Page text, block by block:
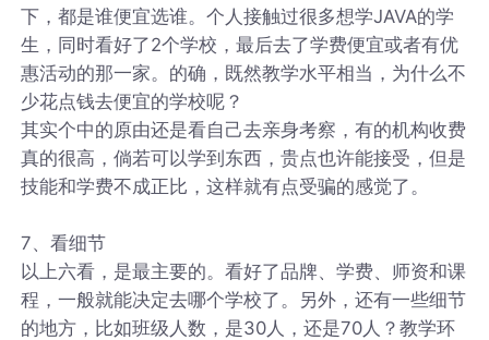
下，都是谁便宜选谁。个人接触过很多想学JAVA的学
生，同时看好了2个学校，最后去了学费便宜或者有优
惠活动的那一家。的确，既然教学水平相当，为什么不
少花点钱去便宜的学校呢？
其实个中的原由还是看自己去亲身考察，有的机构收费
真的很高，倘若可以学到东西，贵点也许能接受，但是
技能和学费不成正比，这样就有点受骗的感觉了。
7、看细节
以上六看，是最主要的。看好了品牌、学费、师资和课
程，一般就能决定去哪个学校了。另外，还有一些细节
的地方，比如班级人数，是30人，还是70人？教学环